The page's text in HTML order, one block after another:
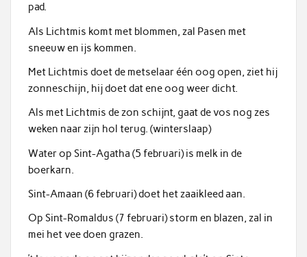
pad.
Als Lichtmis komt met blommen, zal Pasen met
sneeuw en ijs kommen.
Met Lichtmis doet de metselaar één oog open, ziet hij
zonneschijn, hij doet dat ene oog weer dicht.
Als met Lichtmis de zon schijnt, gaat de vos nog zes
weken naar zijn hol terug. (winterslaap)
Water op Sint-Agatha (5 februari) is melk in de
boerkarn.
Sint-Amaan (6 februari) doet het zaaikleed aan.
Op Sint-Romaldus (7 februari) storm en blazen, zal in
mei het vee doen grazen.